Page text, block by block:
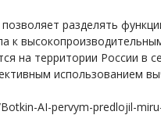
позволяет разделять
к
на территории России
использованием
AI-pervym-predlojil-